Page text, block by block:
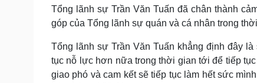
Tổng lãnh sự Trần Văn Tuấn đã chân thành
góp của Tổng lãnh sự quán và cá nhân trong
Tổng lãnh sự Trần Văn Tuấn khẳng định đây
tục nỗ lực hơn nữa trong thời gian tới để tiếp
giao phó và cam kết sẽ tiếp tục làm hết sức